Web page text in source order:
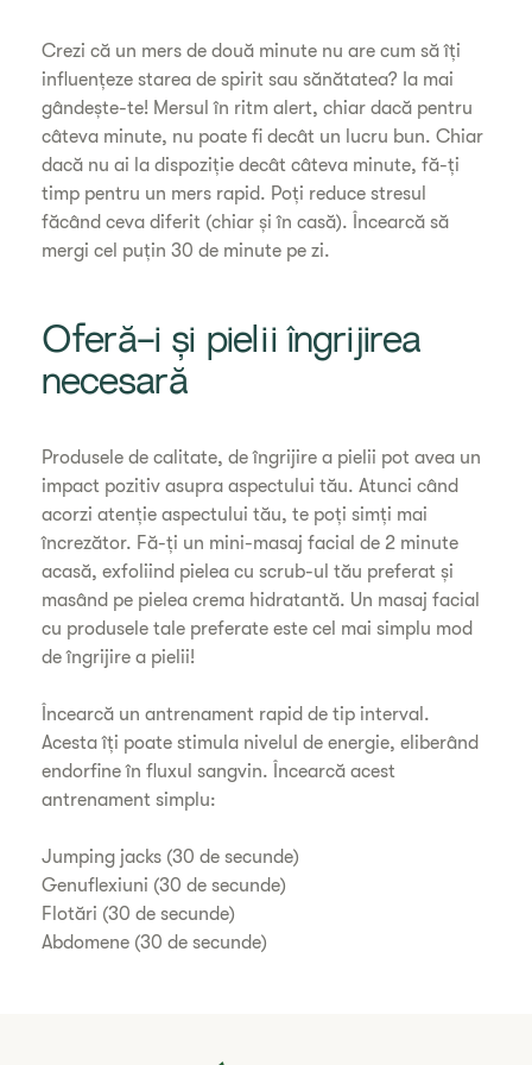
Crezi că un mers de două minute nu are cum să îți
influențeze starea de spirit sau sănătatea? Ia mai
gândește-te! Mersul în ritm alert, chiar dacă pentru
câteva minute, nu poate fi decât un lucru bun. Chiar
dacă nu ai la dispoziție decât câteva minute, fă-ți
timp pentru un mers rapid. Poți reduce stresul
făcând ceva diferit (chiar și în casă). Încearcă să
mergi cel puțin 30 de minute pe zi.
Oferă-i și pielii îngrijirea
necesară
Produsele de calitate, de îngrijire a pielii pot avea un
impact pozitiv asupra aspectului tău. Atunci când
acorzi atenție aspectului tău, te poți simți mai
încrezător. Fă-ți un mini-masaj facial de 2 minute
acasă, exfoliind pielea cu scrub-ul tău preferat și
masând pe pielea crema hidratantă. Un masaj facial
cu produsele tale preferate este cel mai simplu mod
de îngrijire a pielii!
Încearcă un antrenament rapid de tip interval.
Acesta îți poate stimula nivelul de energie, eliberând
endorfine în fluxul sangvin. Încearcă acest
antrenament simplu:
Jumping jacks (30 de secunde)
Genuflexiuni (30 de secunde)
Flotări (30 de secunde)
Abdomene (30 de secunde)